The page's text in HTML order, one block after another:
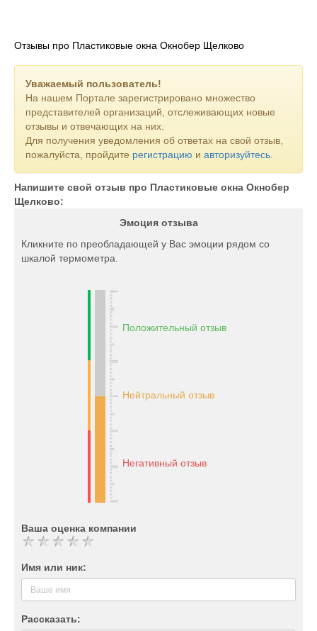
Отзывы про Пластиковые окна Окнобер Щелково
Уважаемый пользователь!
На нашем Портале зарегистрировано множество
представителей организаций, отслеживающих новые
отзывы и отвечающих на них.
Для получения уведомления об ответах на свой отзыв,
пожалуйста, пройдите регистрацию и авторизуйтесь
Напишите свой отзыв про Пластиковые окна Окнобер
Щелково:
Эмоция отзыва
Кликните по преобладающей у Вас эмоции рядом со
шкалой термометра.
Положительный отзыв
Нейтральный отзыв
Негативный отзыв
Ваша оценка компании
Имя или ник:
Рассказать: